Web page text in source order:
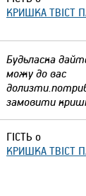
КРИШКА ТВІСТ
Будьласка
можу до вас
замовити
ГІСТЬ о
КРИШКА ТВІСТ